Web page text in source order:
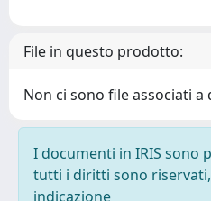
File in questo prodotto:
Non ci sono file associati
I documenti in IRIS sono
tutti i diritti sono
indicazione